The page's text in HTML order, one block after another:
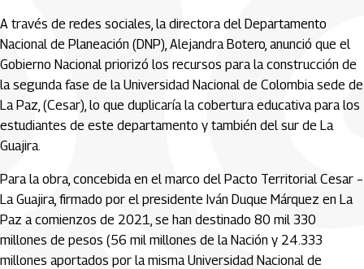
A través de redes sociales, la directora del Departamento
Nacional de Planeación (DNP), Alejandra Botero, anunció que el
Gobierno Nacional priorizó los recursos para la construcción de
la segunda fase de la Universidad Nacional de Colombia sede de
La Paz, (Cesar), lo que duplicaría la cobertura educativa para los
estudiantes de este departamento y también del sur de La
Guajira.
Para la obra, concebida en el marco del Pacto Territorial Cesar –
La Guajira, firmado por el presidente Iván Duque Márquez en La
Paz a comienzos de 2021, se han destinado 80 mil 330
millones de pesos (56 mil millones de la Nación y 24.333
millones aportados por la misma Universidad Nacional de